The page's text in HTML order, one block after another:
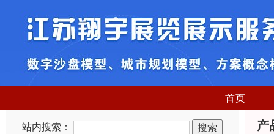
首页
站内搜索： 产